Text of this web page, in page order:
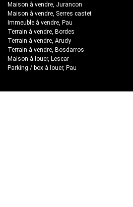
Maison à vendre, Jurancon
Maison à vendre, Serres castet
Immeuble à vendre, Pau
Terrain à vendre, Bordes
Terrain à vendre, Arudy
Terrain à vendre, Bosdarros
Maison à louer, Lescar
Parking / box à louer, Pau